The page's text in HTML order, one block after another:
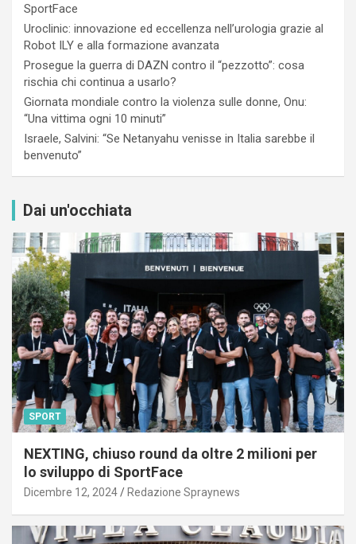
SportFace
Uroclinic: innovazione ed eccellenza nell’urologia grazie al
Robot ILY e alla formazione avanzata
Prosegue la guerra di DAZN contro il “pezzotto”: cosa
rischia chi continua a usarlo?
Giornata mondiale contro la violenza sulle donne, Onu:
“Una vittima ogni 10 minuti”
Israele, Salvini: “Se Netanyahu venisse in Italia sarebbe il
benvenuto”
Dai un'occhiata
SPORT
NEXTING, chiuso round da oltre 2 milioni per
lo sviluppo di SportFace
Dicembre 12, 2024 Redazione Spraynews